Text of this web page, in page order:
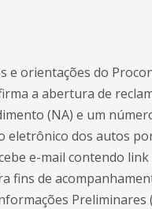
e orientações do
a abertura de
(NA) e um
eletrônico dos autos
e-mail contendo
fins de